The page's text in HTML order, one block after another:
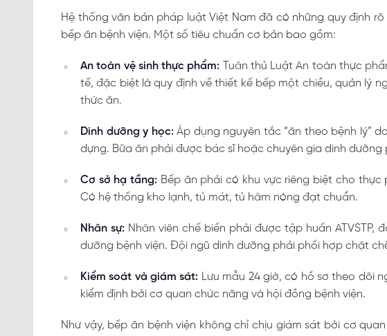
Hệ thống văn bản pháp luật Việt Nam đã có những quy định rõ
bếp ăn bệnh viện. Một số tiêu chuẩn cơ bản bao gồm:
An toàn vệ sinh thực phẩm: Tuân thủ Luật An toàn thực
tế, đặc biệt là quy định về thiết kế bếp một chiều, quản lý
thức ăn.
Dinh dưỡng y học:Áp dụng nguyên tắc “ăn theo bệnh lý”
dựng. Bữa ăn phải được bác sĩ hoặc chuyên gia dinh dưỡng
Cơ sở hạ tầng: Bếp ăn phải có khu vực riêng biệt cho
Có hệ thống kho lạnh, tủ mát, tủ hâm nóng đạt chuẩn.
Nhân sự:Nhân viên chế biến phải được tập huấn ATVSTP,
dưỡng bệnh viện. Đội ngũ dinh dưỡng phải phối hợp chặt
Kiểm soát và giám sát: Lưu mẫu 24 giờ, có hồ sơ theo dõi
kiểm định bởi cơ quan chức năng và hội đồng bệnh viện.
Như vậy, bếp ăn bệnh viện không chỉ chịu giám sát bởi cơ